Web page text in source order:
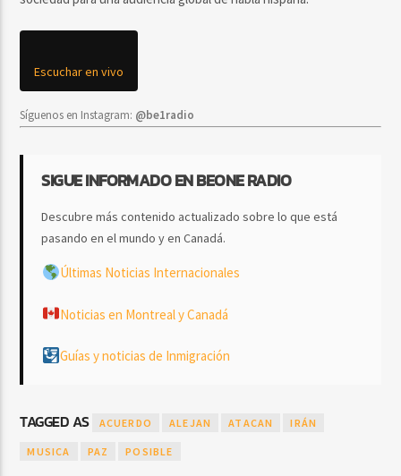
Escuchar en vivo
Síguenos en Instagram: @be1radio
SIGUE INFORMADO EN BEONE RADIO
Descubre más contenido actualizado sobre lo que está
pasando en el mundo y en Canadá.
Últimas Noticias Internacionales
Noticias en Montreal y Canadá
Guías y noticias de Inmigración
TAGGED AS ACUERDO ALEJAN ATACAN IRÁN
MUSICA PAZ POSIBLE